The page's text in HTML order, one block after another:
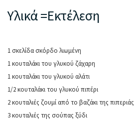
Υλικά =Εκτέλεση
1 σκελίδα σκόρδο λιωμένη
1 κουταλάκι του γλυκού ζάχαρη
1 κουταλάκι του γλυκού αλάτι
1/2 κουταλάκι του γλυκού πιπέρι
2 κουταλιές ζουμί από το βαζάκι της πιπεριάς
3 κουταλιές της σούπας ξύδι